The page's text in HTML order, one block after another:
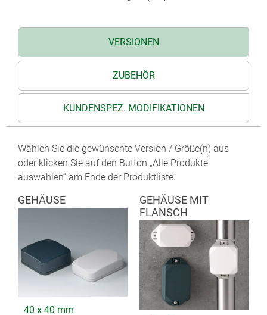
VERSIONEN
ZUBEHÖR
KUNDENSPEZ. MODIFIKATIONEN
Wählen Sie die gewünschte Version / Größe(n) aus
oder klicken Sie auf den Button „Alle Produkte
auswählen“ am Ende der Produktliste.
GEHÄUSE
40 x 40 mm
GEHÄUSE MIT
FLANSCH